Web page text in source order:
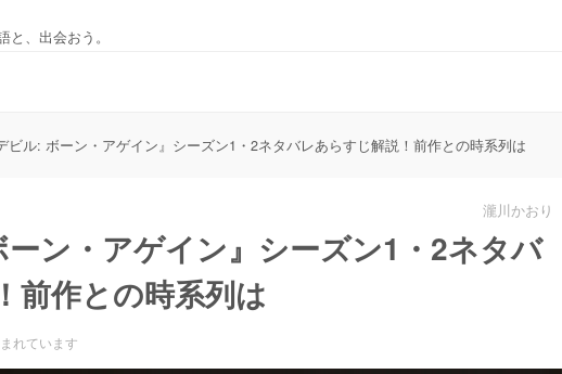
と、出会おう。
ビル: ボーン・アゲイン』シーズン1・2ネタバレあらすじ解説！前作との時系列は
瀧川かおり
ーン・アゲイン』シーズン1・2ネタバ
前作との時系列は
れています